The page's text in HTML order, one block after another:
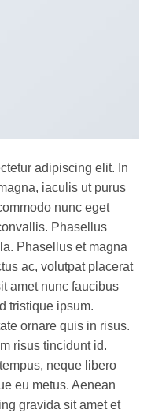
adipiscing elit. In
iaculis ut purus
nunc eget
Phasellus
Phasellus et magna
ac, volutpat placerat
amet nunc faucibus
tristique ipsum.
ornare quis in risus.
risus tincidunt id.
neque libero
eu metus. Aenean
gravida sit amet et